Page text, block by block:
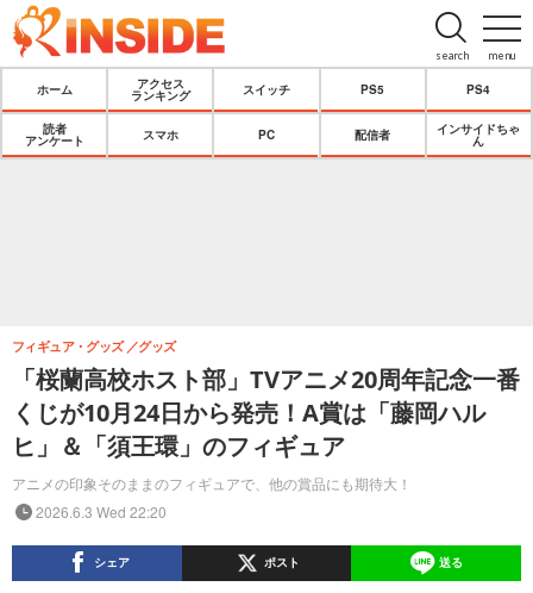
menu
search
ホーム
アクセス
ランキング
スイッチ PS5 PS4
読者
アンケート
スマホ PC 配信者
インサイドちゃ
ん
「桜蘭高校ホスト部」TVアニメ20周年記念一番
くじが10月24日から発売！A賞は「藤岡ハル
ヒ」＆「須王環」のフィギュア
アニメの印象そのままのフィギュアで、他の賞品にも期待大！
フィギュア・グッズ グッズ
2026.6.3 Wed 22:20
シェア ポスト 送る